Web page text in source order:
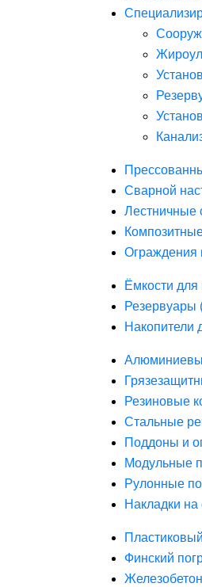
Сварной
Лестничные
Ограждения
Ёмкости
Резервуары
Накопители
Резиновые
Стальные
Поддоны и
Модульные
Рулонные
Накладки на
Финский